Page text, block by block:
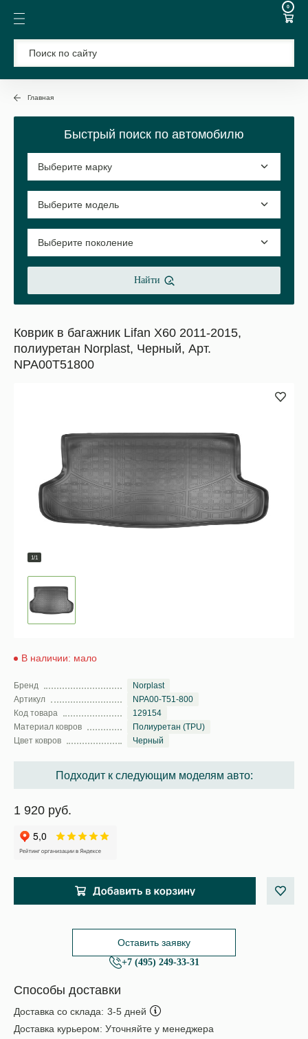
0
Главная
Быстрый поиск по автомобилю
Найти
Коврик в багажник Lifan X60 2011-2015,
полиуретан Norplast, Черный, Арт.
NPA00T51800
1/1
В наличии: мало
Бренд
Norplast
Артикул
NPA00-T51-800
Код товара
129154
Материал ковров
Полиуретан (TPU)
Цвет ковров
Черный
Подходит к следующим моделям авто:
1 920 руб.
Оставить заявку
+7 (495) 249-33-31
Способы доставки
Доставка со склада: 3-5 дней
Доставка курьером: Уточняйте у менеджера